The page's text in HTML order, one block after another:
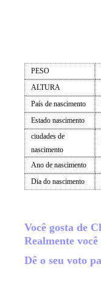
PESO
ALTURA
País de nascimento
Estado nascimento
ciudades de
nascimento
Ano de nascimento
Dia do nascimento
Você gosta de
Realmente você
Dê o seu voto